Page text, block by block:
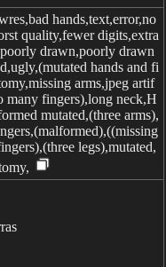
hands,text,error,no
quality,fewer digits,extra
drawn,poorly drawn
hands and fi
arms,jpeg artif
many fingers),long neck,H
mutated,(three arms),
legs),mutated,